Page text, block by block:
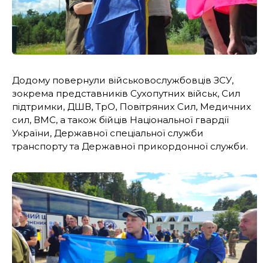
Додому повернули військовослужбовців ЗСУ,
зокрема представників Сухопутних військ, Сил
підтримки, ДШВ, ТрО, Повітряних Сил, Медичних
сил, ВМС, а також бійців Національної гвардії
України, Державної спеціальної служби
транспорту та Державної прикордонної служби.